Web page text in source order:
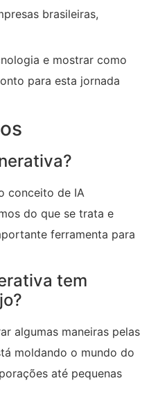
brasileiras,
e mostrar como
para esta jornada
conceito de IA
do que se trata e
ferramenta para
tem
algumas maneiras pelas
moldando o mundo do
até pequenas